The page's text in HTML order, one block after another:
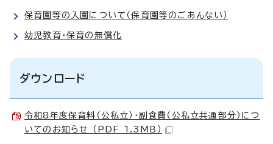
保育園等の入園について（保育園等のごあんない）
幼児教育・保育の無償化
ダウンロード
令和8年度保育料（公私立）・副食費（公私立共通部分）につ
いてのお知らせ （PDF 1.3MB）